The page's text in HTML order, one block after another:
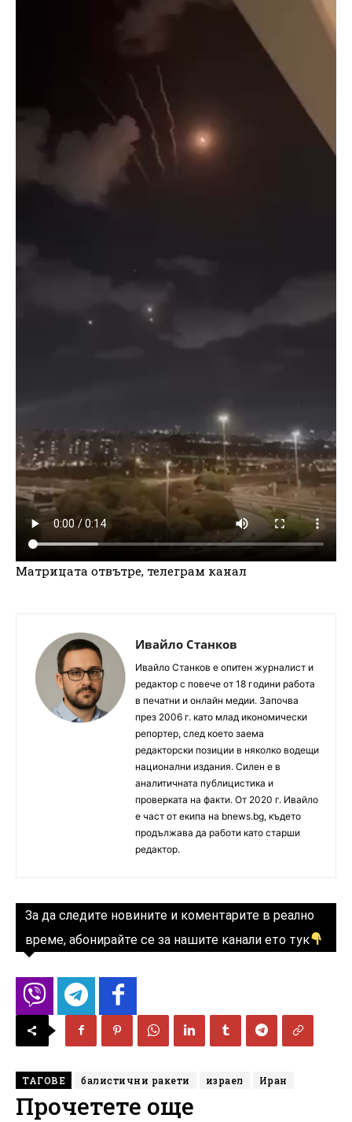
Матрицата отвътре, телеграм канал
Ивайло Станков
Ивайло Станков е опитен журналист и
редактор с повече от 18 години работа
в печатни и онлайн медии. Започва
през 2006 г. като млад икономически
репортер, след което заема
редакторски позиции в няколко водещи
национални издания. Силен е в
аналитичната публицистика и
проверката на факти. От 2020 г. Ивайло
е част от екипа на bnews.bg, където
продължава да работи като старши
редактор.
За да следите новините и коментарите в реално
време, абонирайте се за нашите канали ето тук
ТАГОВЕ балистични ракети израел Иран
Прочетете още